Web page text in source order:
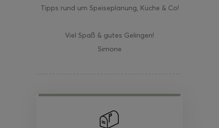
Tipps rund um Speiseplanung, Küche & Co!
Viel Spaß & gutes Gelingen!
Simone